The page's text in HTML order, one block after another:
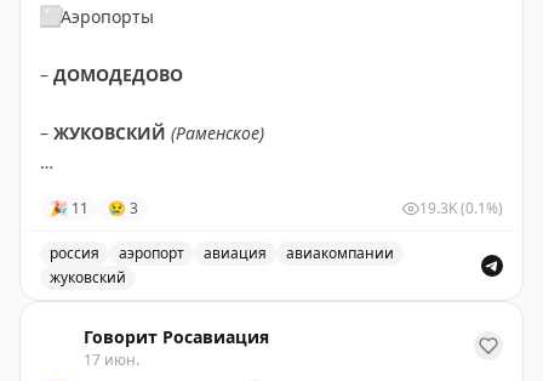
⬜️Аэропорты
– ДОМОДЕДОВО
– ЖУКОВСКИЙ (Раменское)
воздушных судов.
✈️Ограничения вводили для обеспечения безопасности
полетов.
Говорит Росавиация
🎉 11 😢 3 19.3K(0.1%)
россия аэропорт авиация
авиакомпании
жуковский
Говорит Росавиация
17 июн.